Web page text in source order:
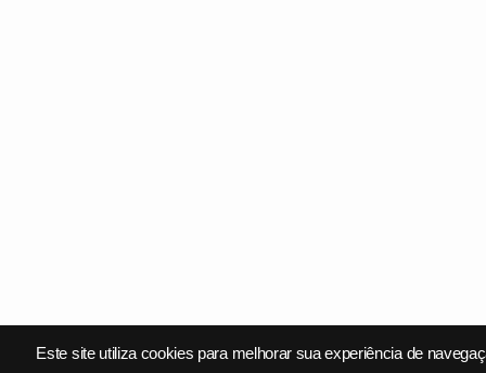
Este site utiliza cookies para melhorar sua experiência de